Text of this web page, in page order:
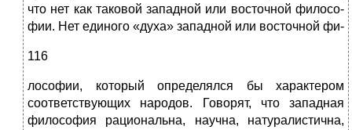
что нет как таковой западной или восточной филосо­
фии. Нет единого «духа» западной или восточной фи-
116
лософии, который определялся бы характером
соответ­ствующих народов. Говорят, что западная
философия рациональна, научна, натуралистична,